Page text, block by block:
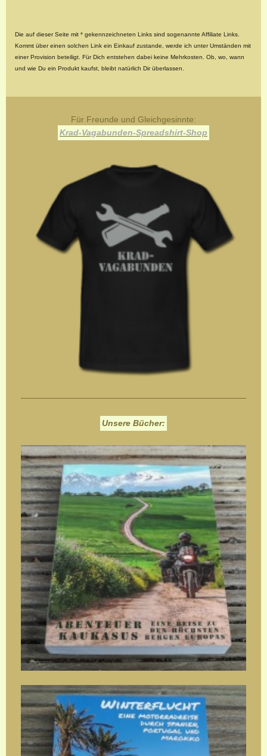
Die auf dieser Seite mit * gekennzeichneten Links sind sogenannte Affiliate Links.
Kommt über einen solchen Link ein Einkauf zustande, werde ich unter Umständen mit
einer Provision beteiligt. Für Dich entstehen dabei keine Mehrkosten. Ob, wo, wann
und wie Du ein Produkt kaufst, bleibt natürlich Dir überlassen.
Für Freunde und Gleichgesinnte:
Krad-Vagabunden-Spreadshirt-Shop
Unsere Bücher: